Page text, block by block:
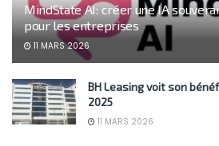
MindState AI: créer une IA
pour les entreprises
11 MARS 2026
BH Leasing voit son
2025
11 MARS 2026